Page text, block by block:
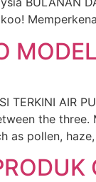
TERKINI AIR
the
as pollen,